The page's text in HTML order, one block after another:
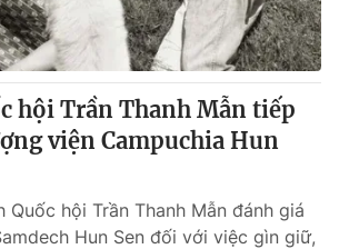
hội Trần Thanh Mẫn tiếp
viện Campuchia Hun
Quốc hội Trần Thanh Mẫn đánh giá
Hun Sen đối với việc gìn giữ,